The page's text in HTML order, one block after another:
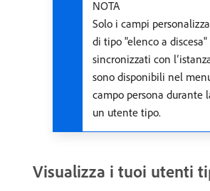
NOTA
Solo i campi
di tipo "elenco a
sincronizzati con
sono disponibili nel
campo persona durante
un utente tipo.
Visualizza i tuoi utenti